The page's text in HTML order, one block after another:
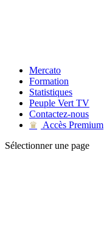
Mercato
Formation
Statistiques
Peuple Vert TV
Contactez-nous
♛
Accès Premium
Sélectionner une page